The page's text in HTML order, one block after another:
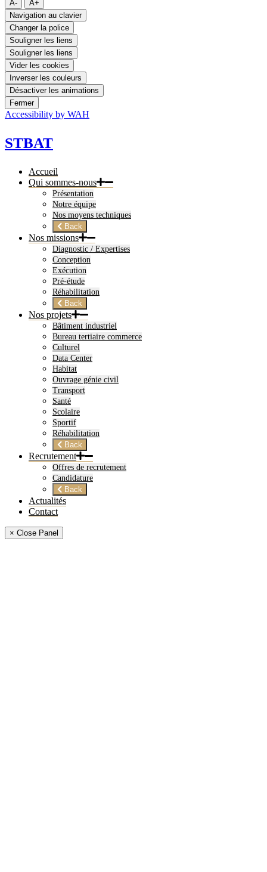
A-
A+
Navigation au clavier
Changer la police
Souligner les liens
Souligner les liens
Vider les cookies
Inverser les couleurs
Désactiver les animations
Fermer
Accessibility by WAH
STBAT
Accueil
Qui sommes-nous
Présentation
Notre équipe
Nos moyens techniques
Back
Nos missions
Diagnostic / Expertises
Conception
Exécution
Pré-étude
Réhabilitation
Back
Nos projets
Bâtiment industriel
Bureau tertiaire commerce
Culturel
Data Center
Habitat
Ouvrage génie civil
Transport
Santé
Scolaire
Sportif
Réhabilitation
Back
Recrutement
Offres de recrutement
Candidature
Back
Actualités
Contact
× Close Panel